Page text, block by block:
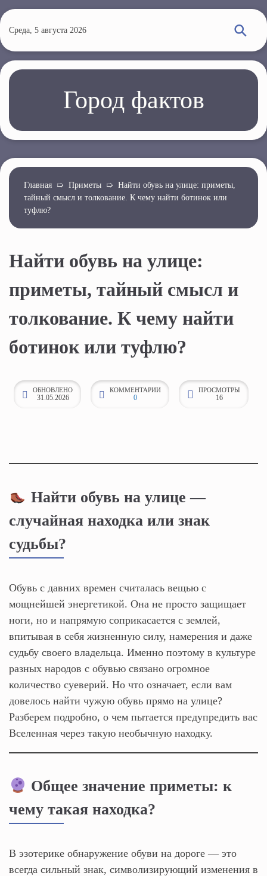
е
р
й
о
н
Среда, 5 августа 2026
Город фактов
Главная ➯ Приметы ➯ Найти обувь на улице: приметы,
тайный смысл и толкование. К чему найти ботинок или
туфлю?
Найти обувь на улице:
приметы, тайный смысл и
толкование. К чему найти
ботинок или туфлю?
ОБНОВЛЕНО
31.05.2026
КОММЕНТАРИИ
0
ПРОСМОТРЫ
16
Найти обувь на улице —
случайная находка или знак
судьбы?
Обувь с давних времен считалась вещью с
мощнейшей энергетикой. Она не просто защищает
ноги, но и напрямую соприкасается с землей,
впитывая в себя жизненную силу, намерения и даже
судьбу своего владельца. Именно поэтому в культуре
разных народов с обувью связано огромное
количество суеверий. Но что означает, если вам
довелось найти чужую обувь прямо на улице?
Разберем подробно, о чем пытается предупредить вас
Вселенная через такую необычную находку.
Общее значение приметы: к
чему такая находка?
В эзотерике обнаружение обуви на дороге — это
всегда сильный знак, символизирующий изменения в